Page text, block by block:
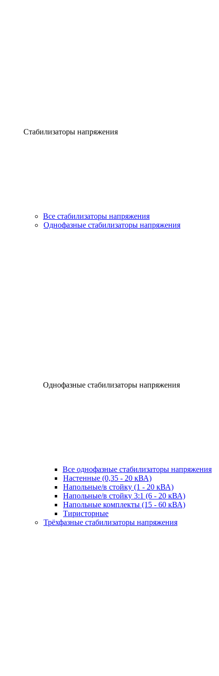
Стабилизаторы напряжения
Все стабилизаторы напряжения
Однофазные стабилизаторы напряжения
Однофазные стабилизаторы напряжения
Все однофазные стабилизаторы напряжения
Настенные (0,35 - 20 кВА)
Напольные/в стойку (1 - 20 кВА)
Напольные/в стойку 3:1 (6 - 20 кВА)
Напольные комплекты (15 - 60 кВА)
Тиристорные
Трёхфазные стабилизаторы напряжения